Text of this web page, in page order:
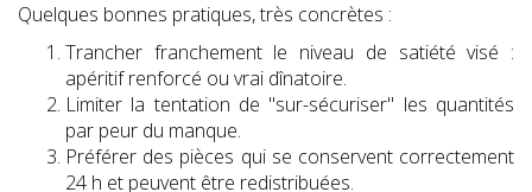
Quelques bonnes pratiques, très concrètes :
Trancher franchement le niveau de satiété visé :
apéritif renforcé ou vrai dînatoire.
Limiter la tentation de "sur-sécuriser" les quantités
par peur du manque.
Préférer des pièces qui se conservent correctement
24 h et peuvent être redistribuées.